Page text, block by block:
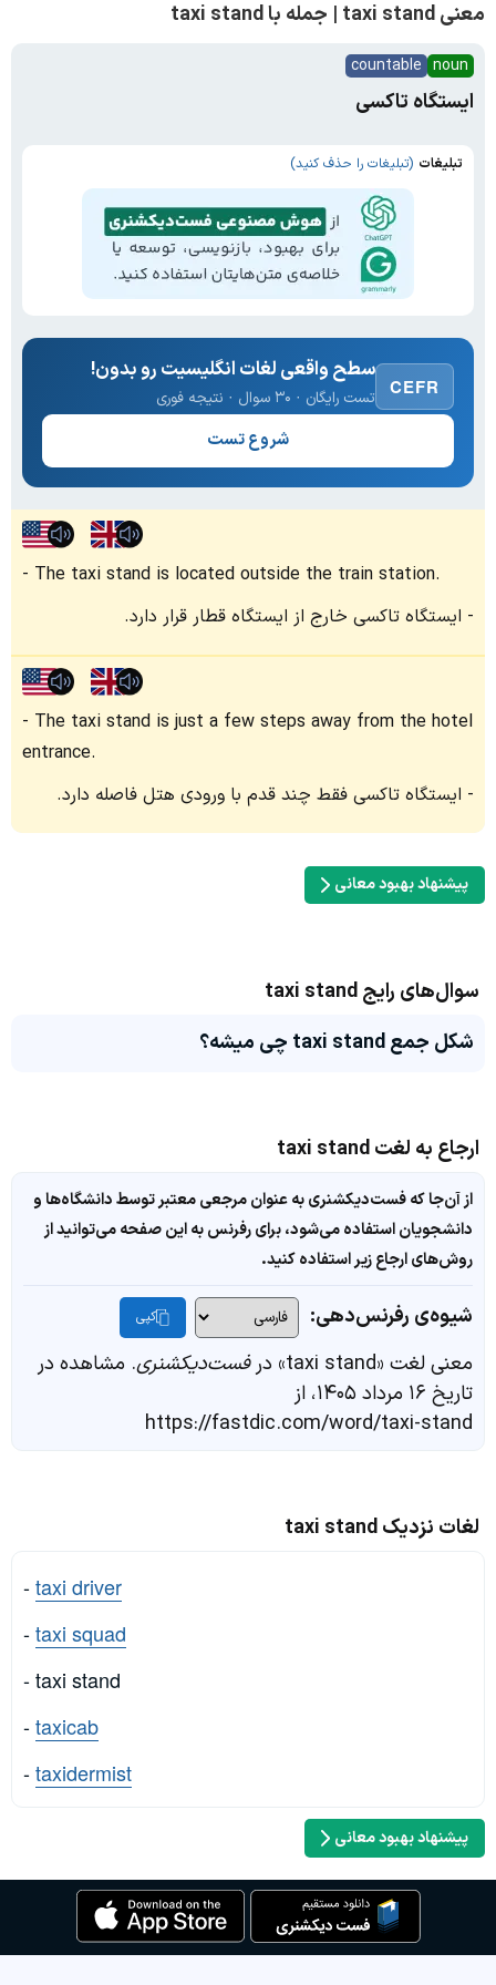
معنی taxi stand | جمله با taxi stand
noun
countable
ایستگاه تاکسی
تبلیغات (تبلیغات را حذف کنید)
CEFR
سطح واقعی لغات انگلیسیت رو بدون!
تست رایگان · ۳۰ سوال · نتیجه فوری
شروع تست
The taxi stand is located outside the train station.
ایستگاه تاکسی خارج از ایستگاه قطار قرار دارد.
The taxi stand is just a few steps away from the hotel
entrance.
ایستگاه تاکسی فقط چند قدم با ورودی هتل فاصله دارد.
پیشنهاد بهبود معانی
سوال‌های رایج taxi stand
شکل جمع taxi stand چی میشه؟
ارجاع به لغت taxi stand
از آن‌جا که فست‌دیکشنری به عنوان مرجعی معتبر توسط دانشگاه‌ها و
دانشجویان استفاده می‌شود، برای رفرنس به این صفحه می‌توانید از
روش‌های ارجاع زیر استفاده کنید.
شیوه‌ی رفرنس‌دهی: کپی
معنی لغت «taxi stand» در فست‌دیکشنری. مشاهده در
تاریخ ۱۶ مرداد ۱۴۰۵، از
https://fastdic.com/word/taxi-stand
لغات نزدیک taxi stand
-taxi driver
-taxi squad
- taxi stand
-taxicab
-taxidermist
پیشنهاد بهبود معانی